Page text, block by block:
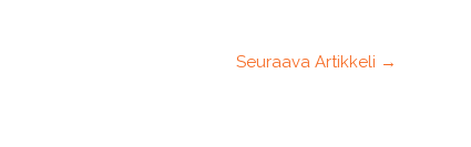
Seuraava Artikkeli →